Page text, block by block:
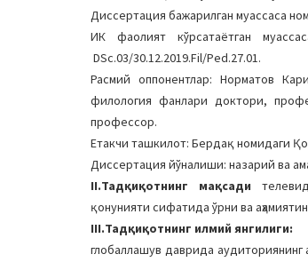
Диссертация бажарилган муассаса
ИК фаолият кўрсатаётган
DSc.03/30.12.2019.Fil/Ped.27.01.
Расмий оппонентлар: Норматов
филология фанлари доктори,
профессор.
Етакчи ташкилот: Бердақ номидаги
Диссертация йўналиши: назарий ва
II.Тадқиқотнинг мақсади
қонунияти сифатида ўрни ва
III.Тадқиқотнинг илмий янгилиги:
глобаллашув даврида аудиториянинг